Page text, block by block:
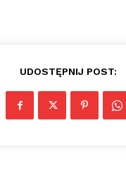
UDOSTĘPNIJ POST: